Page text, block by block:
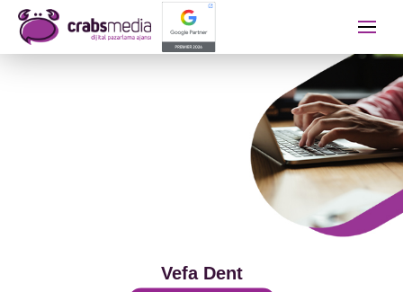
Vefa Dent
İletişime Geçip Teklinizi